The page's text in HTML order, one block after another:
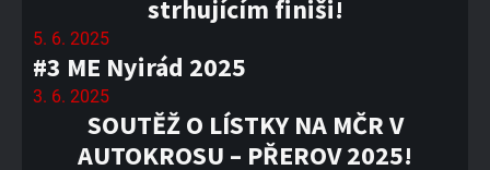
strhujícím finiši!
5. 6. 2025
#3 ME Nyirád 2025
3. 6. 2025
SOUTĚŽ O LÍSTKY NA MČR V
AUTOKROSU – PŘEROV 2025!